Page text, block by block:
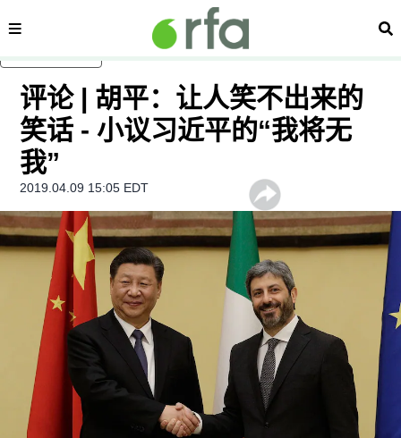
内容分类 搜
评论 | 胡平：让人笑不出来的
笑话 - 小议习近平的“我将无
我”
2019.04.09 15:05 EDT